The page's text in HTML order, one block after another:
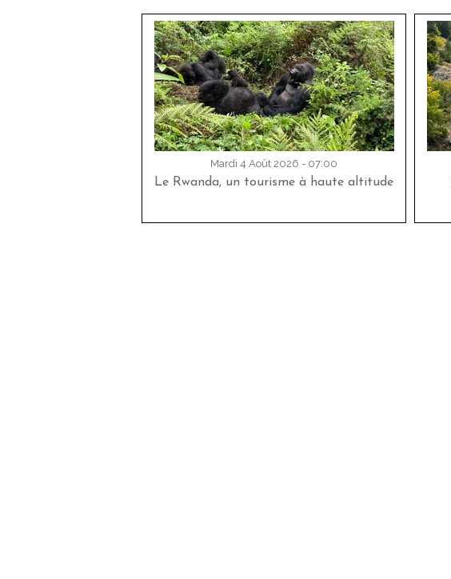
Mardi 4 Août 2026 - 07:00
Le Rwanda, un tourisme à haute altitude